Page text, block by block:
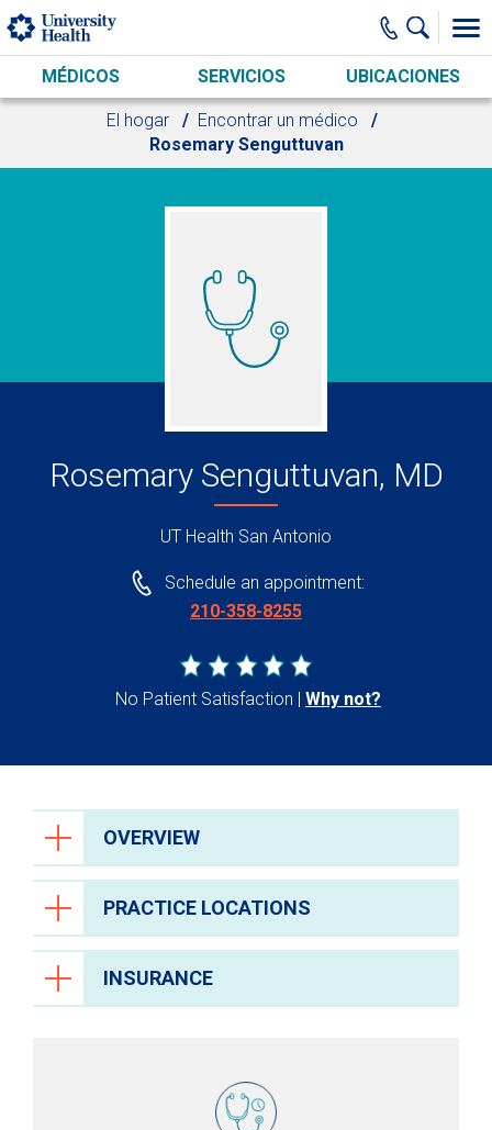
Skip to main content
MÉDICOS SERVICIOS UBICACIONES
El hogar
Encontrar un médico
Rosemary Senguttuvan
Rosemary Senguttuvan, MD
UT Health San Antonio
Schedule an appointment:
210-358-8255
No Patient Satisfaction Why not?
OVERVIEW
PRACTICE LOCATIONS
INSURANCE